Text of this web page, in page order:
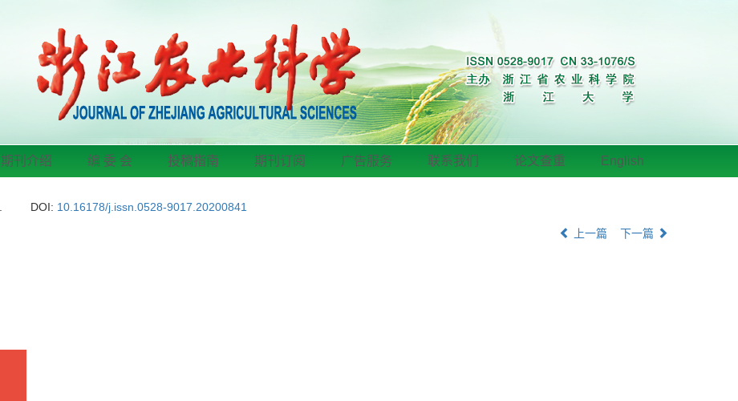
期刊介绍 编 委 会 投稿指南 期刊订阅 广告服务 联系我们 论文查重 English
DOI: 10.16178/j.issn.0528-9017.20200841
上一篇 下一篇